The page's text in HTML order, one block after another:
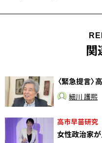
関
〈緊急提言
細川 護熙
高市早苗研究
女性政治家